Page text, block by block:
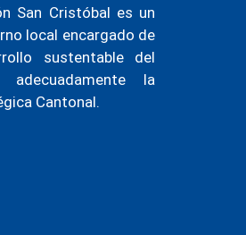
San Cristóbal es un
local encargado de
sustentable del
la
Cantonal.